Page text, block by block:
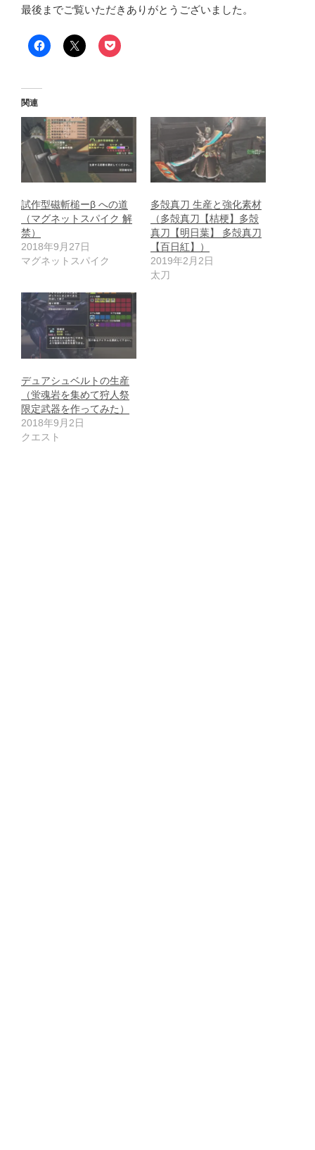
最後までご覧いただきありがとうございました。
関連
試作型磁斬槌ーβ への道
（マグネットスパイク 解
禁）
2018年9月27日
マグネットスパイク
多殻真刀 生産と強化素材
（多殻真刀【桔梗】多殻
真刀【明日葉】 多殻真刀
【百日紅】）
2019年2月2日
太刀
デュアシュベルトの生産
（蛍魂岩を集めて狩人祭
限定武器を作ってみた）
2018年9月2日
クエスト